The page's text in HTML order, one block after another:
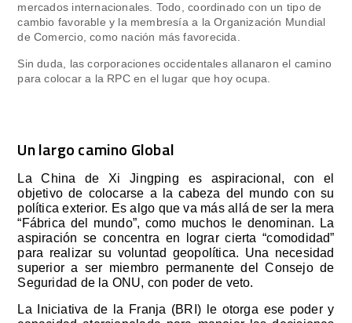
mercados internacionales. Todo, coordinado con un tipo de
cambio favorable y la membresía a la Organización Mundial
de Comercio, como nación más favorecida.
Sin duda, las corporaciones occidentales allanaron el camino
para colocar a la RPC en el lugar que hoy ocupa.
Un largo camino Global
La China de Xi Jingping es aspiracional, con el
objetivo de colocarse a la cabeza del mundo con su
política exterior. Es algo que va más allá de ser la mera
“Fábrica del mundo”, como muchos le denominan. La
aspiración se concentra en lograr cierta “comodidad”
para realizar su voluntad geopolítica. Una necesidad
superior a ser miembro permanente del Consejo de
Seguridad de la ONU, con poder de veto.
La Iniciativa de la Franja (BRI) le otorga ese poder y